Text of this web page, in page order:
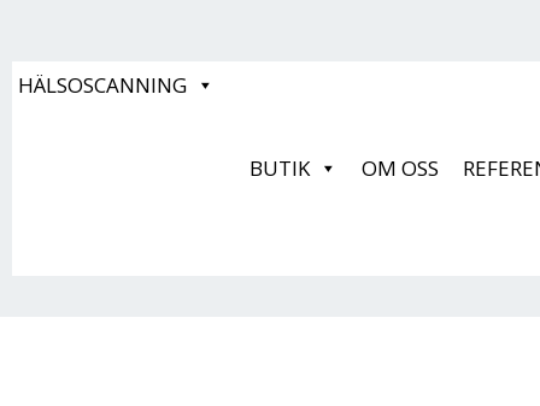
HÄLSOSCANNING
BUTIK OM OSS